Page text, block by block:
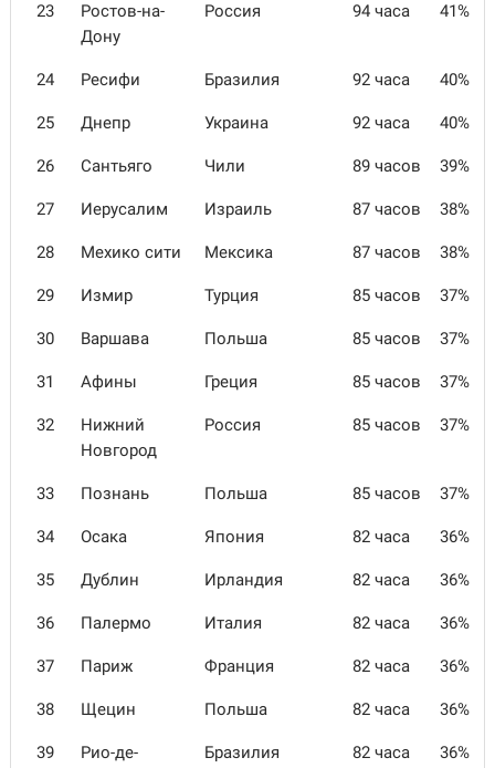
23
Ростов-на-
Дону
Россия 94 часа 41%
24 Ресифи Бразилия 92 часа 40%
25 Днепр Украина 92 часа 40%
26 Сантьяго Чили 89 часов 39%
27 Иерусалим Израиль 87 часов 38%
28 Мехико сити Мексика 87 часов 38%
29 Измир Турция 85 часов 37%
30 Варшава Польша 85 часов 37%
31 Афины Греция 85 часов 37%
32
Нижний
Новгород
Россия 85 часов 37%
33 Познань Польша 85 часов 37%
34 Осака Япония 82 часа 36%
35 Дублин Ирландия 82 часа 36%
36 Палермо Италия 82 часа 36%
37 Париж Франция 82 часа 36%
38 Щецин Польша 82 часа 36%
39 Рио-де- Бразилия 82 часа 36%